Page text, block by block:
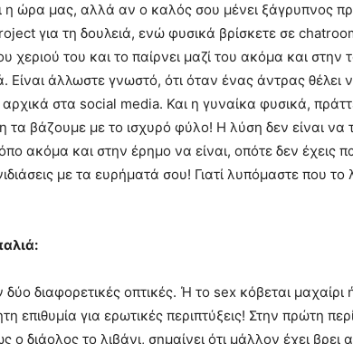
η ώρα μας, αλλά αν ο καλός σου μένει ξάγρυπνος
για τη δουλειά, ενώ φυσικά βρίσκετε σε
χεριού του και το παίρνει μαζί του ακόμα και στην
Είναι άλλωστε γνωστό, ότι όταν ένας άντρας θέλει
αρχικά στα social media. Και η γυναίκα φυσικά,
τα βάζουμε με το ισχυρό φύλο! Η λύση δεν είναι να
ακόμα και στην έρημο να είναι, οπότε δεν έχεις
με τα ευρήματά σου! Γιατί λυπόμαστε που το
διαφορετικές οπτικές. Ή το sex κόβεται
επιθυμία για ερωτικές περιπτύξεις! Στην πρώτη
διάολος το λιβάνι, σημαίνει ότι μάλλον έχει βρει